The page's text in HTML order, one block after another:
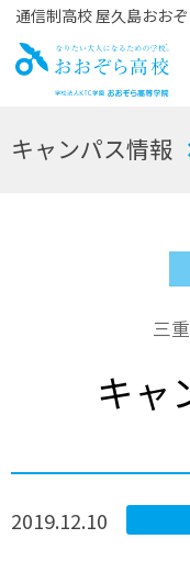
通信制高校 屋久島おお
お
キャンパス情報
三
キャ
2019.12.10